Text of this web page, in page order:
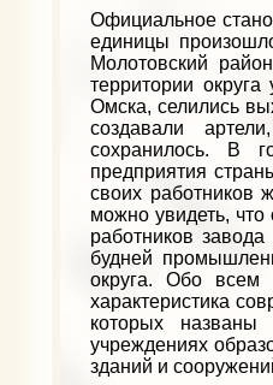
Официальное
единицы
Молотовский
территории
Омска, селились
создавали
сохранилось. В
предприятия
своих работников
можно увидеть, что
работников
будней
округа. Обо всем
характеристика
которых
учреждениях
зданий и